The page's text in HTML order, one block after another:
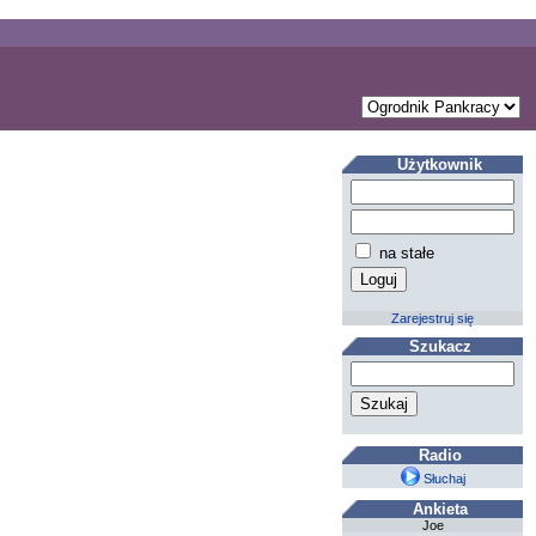
Użytkownik
na stałe
Zarejestruj się
Szukacz
Radio
Słuchaj
Ankieta
Joe